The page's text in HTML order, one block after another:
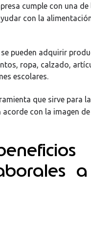
cumple con una de
con la
pueden adquirir
ropa, calzado,
escolares.
que sirve para la
con la imagen de